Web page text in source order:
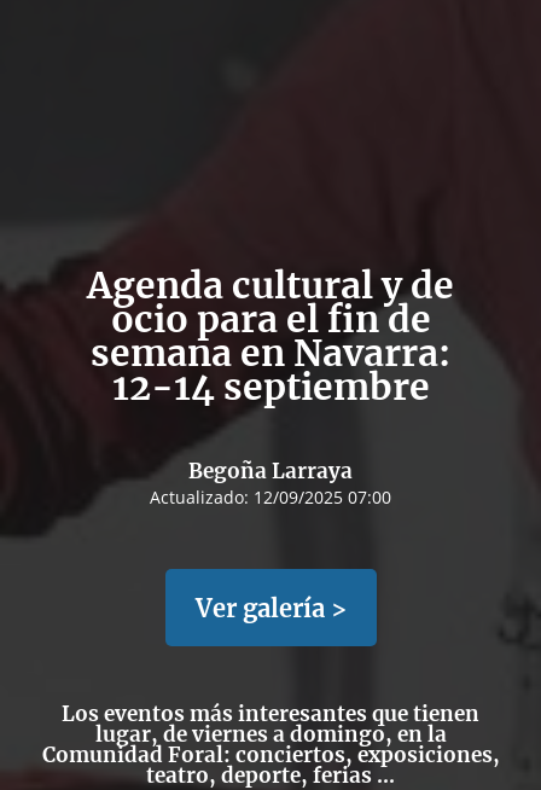
Agenda cultural y de
ocio para el fin de
semana en Navarra:
12-14 septiembre
Begoña Larraya
Actualizado: 12/09/2025 07:00
Ver galería >
Los eventos más interesantes que tienen
lugar, de viernes a domingo, en la
Comunidad Foral: conciertos, exposiciones,
teatro, deporte, ferias ...